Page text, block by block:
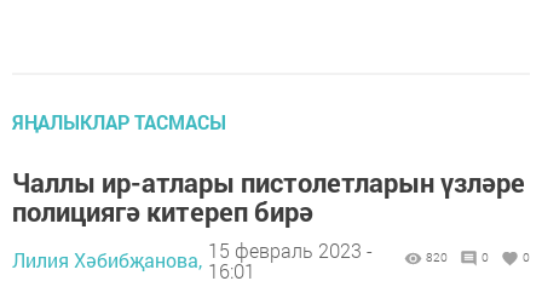
ЯҢАЛЫКЛАР ТАСМАСЫ
Чаллы ир-атлары пистолетларын үзләре
полициягә китереп бирә
Лилия Хәбибҗанова, 15 февраль 2023 -
16:01
820 0 0